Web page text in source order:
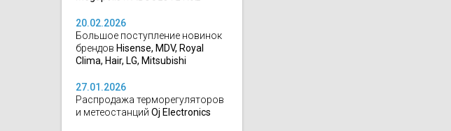
20.02.2026
Большое поступление новинок
брендов Hisense, MDV, Royal
Clima, Hair, LG, Mitsubishi
27.01.2026
Распродажа терморегуляторов
и метеостанций Oj Electronics